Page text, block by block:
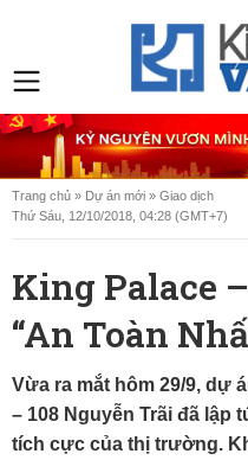
Trang chủ » Dự án mới » Giao dịch
Thứ Sáu, 12/10/2018, 04:28 (GMT+7)
King Palace
“an Toàn
Vừa ra mắt hôm 29/9, dự
– 108 Nguyễn Trãi đã lập
tích cực của thị trường.